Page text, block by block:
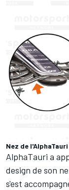
Nez de l'AlphaTauri
AlphaTauri a
design de son
s'est